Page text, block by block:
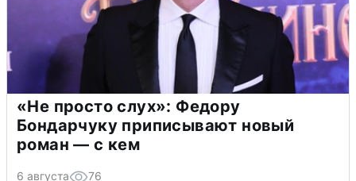
«Не просто слух»: Федору
Бондарчуку приписывают новый
роман — с кем
6 августа 76